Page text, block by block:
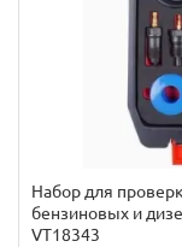
Набор для
бензиновых и
VT18343